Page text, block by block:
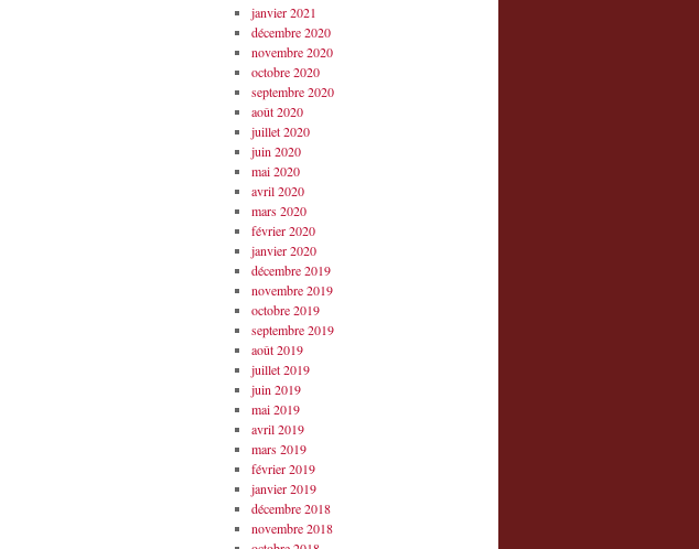
janvier 2021
décembre 2020
novembre 2020
octobre 2020
septembre 2020
août 2020
juillet 2020
juin 2020
mai 2020
avril 2020
mars 2020
février 2020
janvier 2020
décembre 2019
novembre 2019
octobre 2019
septembre 2019
août 2019
juillet 2019
juin 2019
mai 2019
avril 2019
mars 2019
février 2019
janvier 2019
décembre 2018
novembre 2018